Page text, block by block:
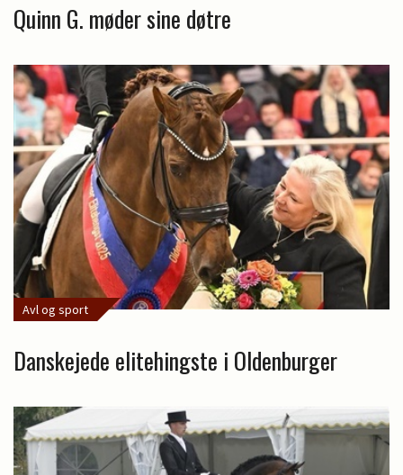
Quinn G. møder sine døtre
Avl og sport
Danskejede elitehingste i Oldenburger